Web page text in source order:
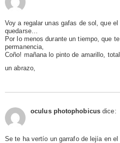
Voy a regalar unas gafas de sol, que
quedarse…
Por lo menos durante un tiempo, que
permanencia,
Coño! mañana lo pinto de amarillo,
un abrazo,
oculus photophobicus dice:
Se te ha vertío un garrafo de lejía en